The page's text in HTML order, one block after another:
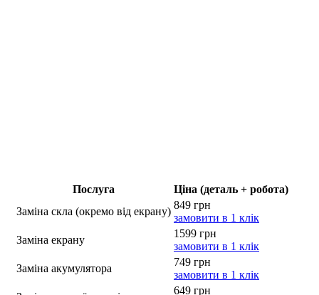
Послуга
Ціна (деталь + робота)
Заміна скла (окремо від екрану)
849 грн
замовити в 1 клік
Заміна екрану
1599 грн
замовити в 1 клік
Заміна акумулятора
749 грн
замовити в 1 клік
649 грн